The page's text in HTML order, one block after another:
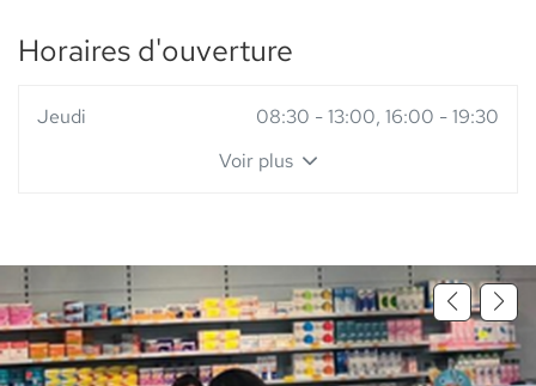
Horaires d'ouverture
Horaires
Jeudi 08:30 -13:00 16:00 -19:30
Voir plus
et
du
point
de
vente
Pharmacie